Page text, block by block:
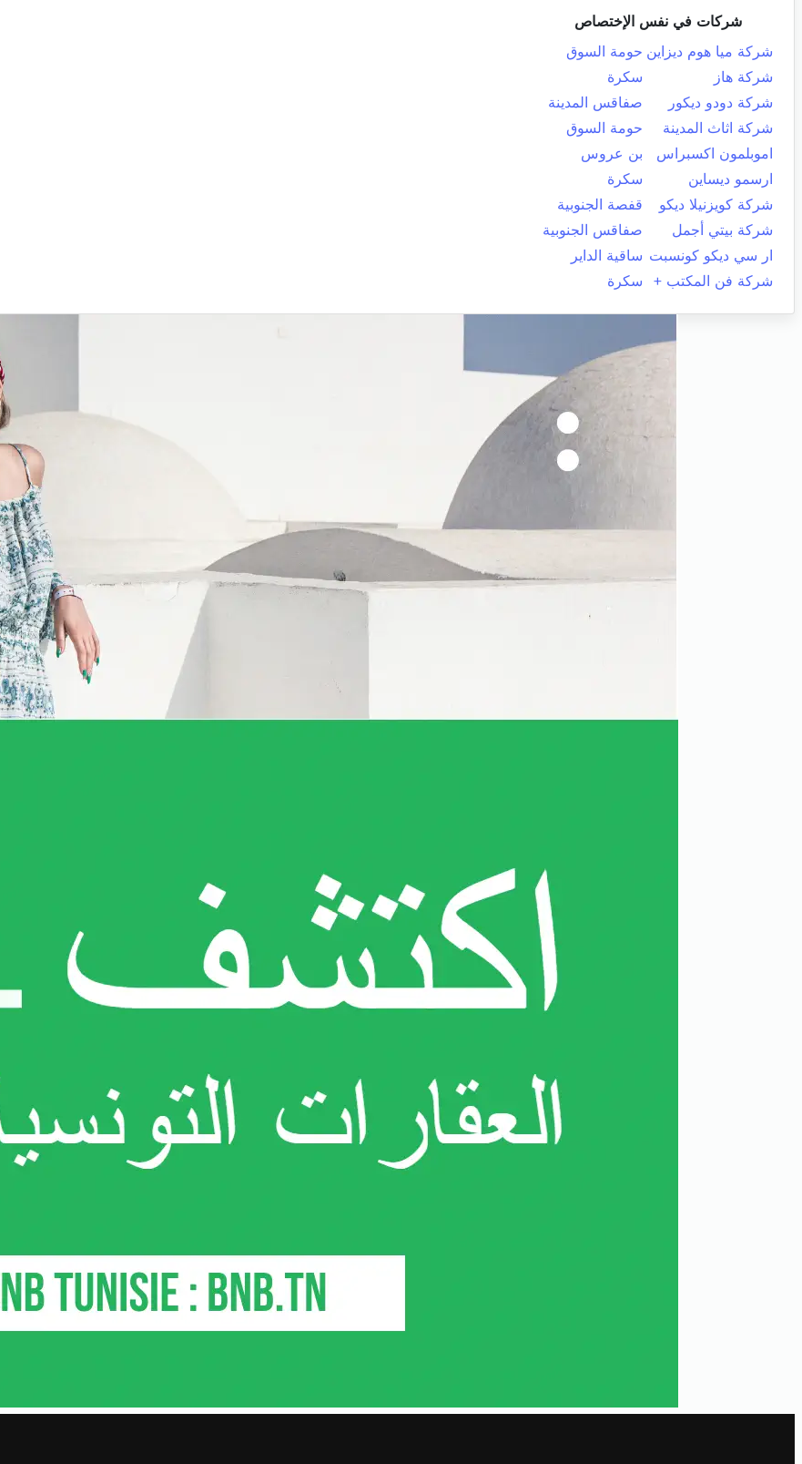
شركات في نفس الإختصاص
شركة ميا هوم ديزاين حومة السوق
شركة هاز
سكرة
شركة دودو ديكور
صفاقس المدينة
شركة اثاث المدينة
حومة السوق
اموبلمون اكسبراس
بن عروس
ارسمو ديساين
سكرة
شركة كويزنيلا ديكو
قفصة الجنوبية
شركة بيتي أجمل
صفاقس الجنوبية
ار سي ديكو كونسبت ساقية الداير
شركة فن المكتب +
سكرة